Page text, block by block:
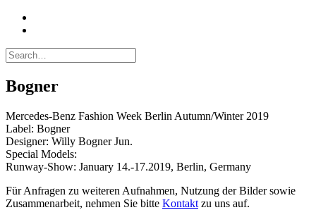
Bogner
Mercedes-Benz Fashion Week Berlin Autumn/Winter 2019
Label: Bogner
Designer: Willy Bogner Jun.
Special Models:
Runway-Show: January 14.-17.2019, Berlin, Germany
Für Anfragen zu weiteren Aufnahmen, Nutzung der Bilder sowie
Zusammenarbeit, nehmen Sie bitte Kontakt zu uns auf.